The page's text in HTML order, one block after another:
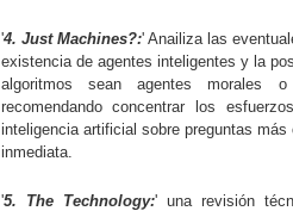
'4. Just Machines?:' Anailiza las
existencia de agentes inteligentes y la
algoritmos sean agentes morales
recomendando concentrar los
inteligencia artificial sobre preguntas
inmediata.
'5. The Technology:' una revisión